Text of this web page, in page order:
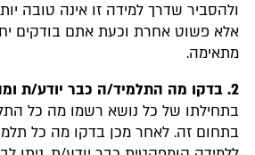
ולהסביר שדרך למידה זו אינה טובה
אלא פשוט אחרת וכעת אתם בודקים
מתאימה.
2. בדקו מה התלמיד/ה כבר יודע/ת ומה עליו/ה ללמוד
בתחילתו של כל נושא רשמו מה כל
בתחום זה. לאחר מכן בדקו מה כל